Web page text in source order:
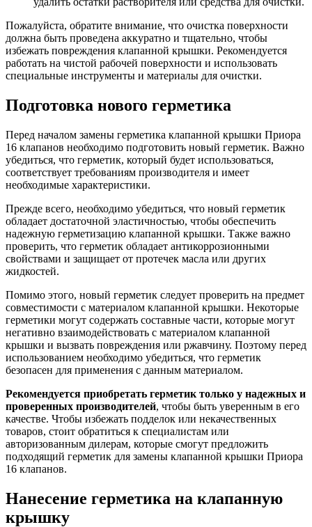
Пожалуйста, обратите внимание, что очистка поверхности
должна быть проведена аккуратно и тщательно, чтобы
избежать повреждения клапанной крышки. Рекомендуется
работать на чистой рабочей поверхности и использовать
специальные инструменты и материалы для очистки.
Подготовка нового герметика
Перед началом замены герметика клапанной крышки Приора
16 клапанов необходимо подготовить новый герметик. Важно
убедиться, что герметик, который будет использоваться,
соответствует требованиям производителя и имеет
необходимые характеристики.
Прежде всего, необходимо убедиться, что новый герметик
обладает достаточной эластичностью, чтобы обеспечить
надежную герметизацию клапанной крышки. Также важно
проверить, что герметик обладает антикоррозионными
свойствами и защищает от протечек масла или других
жидкостей.
Помимо этого, новый герметик следует проверить на предмет
совместимости с материалом клапанной крышки. Некоторые
герметики могут содержать составные части, которые могут
негативно взаимодействовать с материалом клапанной
крышки и вызвать повреждения или ржавчину. Поэтому перед
использованием необходимо убедиться, что герметик
безопасен для применения с данным материалом.
Рекомендуется приобретать герметик только у надежных и
проверенных производителей, чтобы быть уверенным в его
качестве. Чтобы избежать подделок или некачественных
товаров, стоит обратиться к специалистам или
авторизованным дилерам, которые смогут предложить
подходящий герметик для замены клапанной крышки Приора
16 клапанов.
Нанесение герметика на клапанную
крышку